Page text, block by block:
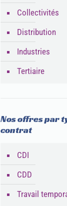
Collectivités
Distribution
Industries
Tertiaire
Nos offres par
contrat
CDI
CDD
Travail